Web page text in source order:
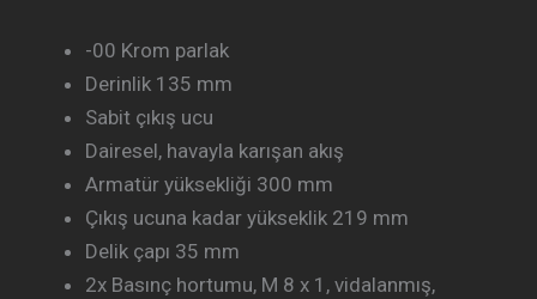
-00 Krom parlak
Derinlik 135 mm
Sabit çıkış ucu
Dairesel, havayla karışan akış
Armatür yüksekliği 300 mm
Çıkış ucuna kadar yükseklik 219 mm
Delik çapı 35 mm
2x Basınç hortumu, M 8 x 1, vidalanmış,